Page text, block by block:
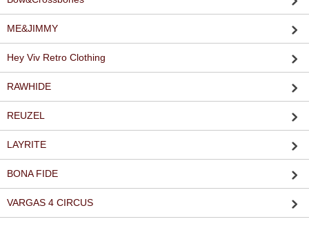
ME&JIMMY
Hey Viv Retro Clothing
RAWHIDE
REUZEL
LAYRITE
BONA FIDE
VARGAS 4 CIRCUS